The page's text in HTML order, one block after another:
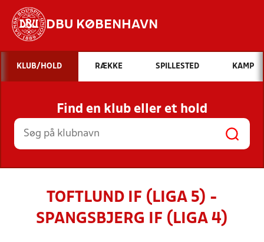
DBU KØBENHAVN
Hvad vil du søge efter?
INDHOLD OG NYHEDER
STILLINGER, RESULTATER, KLUBBER OG
HOLD
KLUB/HOLD RÆKKE SPILLESTED KAMP
Find en klub eller et hold
TOFTLUND IF (LIGA 5) -
SPANGSBJERG IF (LIGA 4)